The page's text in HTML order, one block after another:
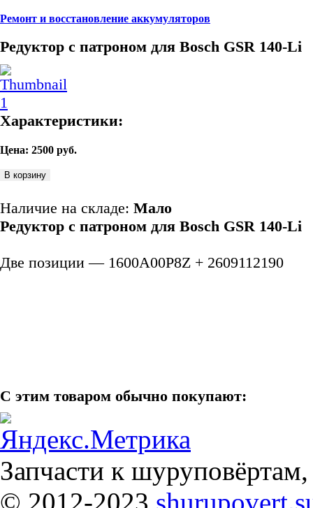
Ремонт и восстановление аккумуляторов
Редуктор с патроном для Bosch GSR 140-Li
Характеристики:
Цена: 2500 руб.
В корзину
Наличие на складе: Мало
Редуктор с патроном для Bosch GSR 140-Li
Две позиции — 1600A00P8Z + 2609112190
С этим товаром обычно покупают:
Запчасти к